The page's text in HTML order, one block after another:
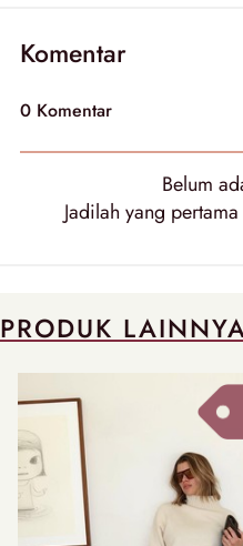
Komentar
0 Komentar
Belum
Jadilah yang
PRODUK